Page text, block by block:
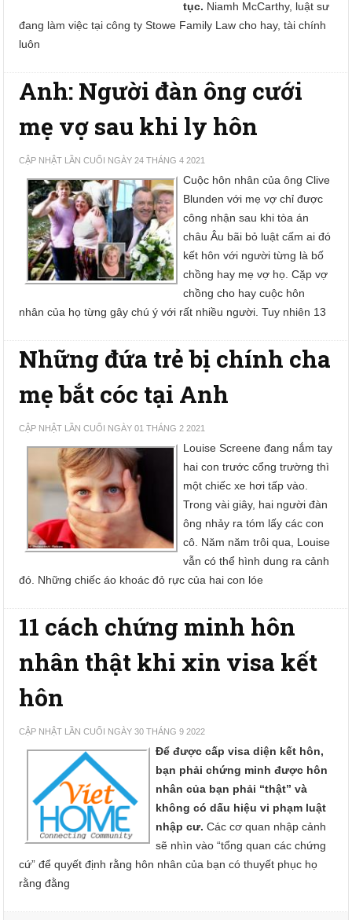
tục. Niamh McCarthy, luật sư
đang làm việc tại công ty Stowe Family Law cho hay, tài chính
luôn
Anh: Người đàn ông cưới
mẹ vợ sau khi ly hôn
CẬP NHẬT LẦN CUỐI NGÀY 24 THÁNG 4 2021
Cuộc hôn nhân của ông Clive
Blunden với mẹ vợ chỉ được
công nhận sau khi tòa án
châu Âu bãi bỏ luật cấm ai đó
kết hôn với người từng là bố
chồng hay mẹ vợ họ. Cặp vợ
chồng cho hay cuộc hôn
nhân của họ từng gây chú ý với rất nhiều người. Tuy nhiên 13
Những đứa trẻ bị chính cha
mẹ bắt cóc tại Anh
CẬP NHẬT LẦN CUỐI NGÀY 01 THÁNG 2 2021
Louise Screene đang nắm tay
hai con trước cổng trường thì
một chiếc xe hơi tấp vào.
Trong vài giây, hai người đàn
ông nhảy ra tóm lấy các con
cô. Năm năm trôi qua, Louise
vẫn có thể hình dung ra cảnh
đó. Những chiếc áo khoác đỏ rực của hai con lóe
11 cách chứng minh hôn
nhân thật khi xin visa kết
hôn
CẬP NHẬT LẦN CUỐI NGÀY 30 THÁNG 9 2022
Để được cấp visa diện kết hôn,
bạn phải chứng minh được hôn
nhân của bạn phải “thật” và
không có dấu hiệu vi phạm luật
nhập cư. Các cơ quan nhập cảnh
sẽ nhìn vào “tổng quan các chứng
cứ” để quyết định rằng hôn nhân của bạn có thuyết phục họ
rằng đằng